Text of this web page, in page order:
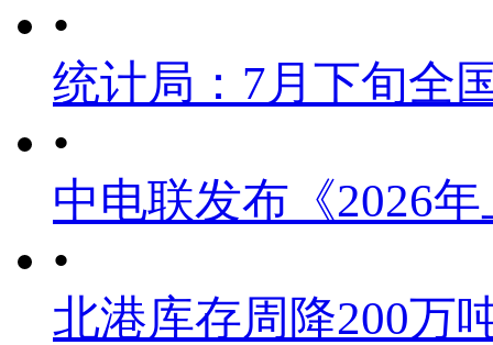
•
统计局：7月下旬全
•
中电联发布《2026
•
北港库存周降200万